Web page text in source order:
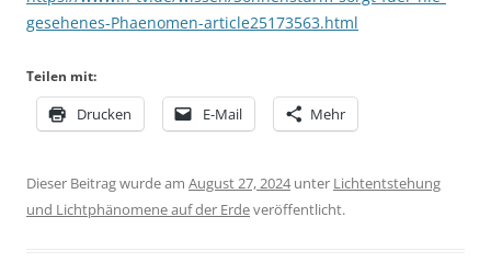
gesehenes-Phaenomen-article25173563.html
Teilen mit:
Drucken E-Mail Mehr
Dieser Beitrag wurde am August 27, 2024unter Lichtentstehung
und Lichtphänomene auf der Erdeveröffentlicht.